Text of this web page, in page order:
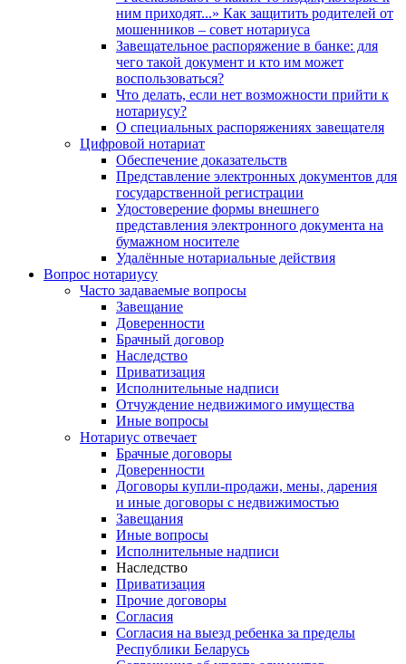
ним приходят...» Как защитить родителей от
мошенников – совет нотариуса
Завещательное распоряжение в банке: для
чего такой документ и кто им может
воспользоваться?
Что делать, если нет возможности прийти к
нотариусу?
О специальных распоряжениях завещателя
Цифровой нотариат
Обеспечение доказательств
Представление электронных документов для
государственной регистрации
Удостоверение формы внешнего
представления электронного документа на
бумажном носителе
Удалённые нотариальные действия
Вопрос нотариусу
Часто задаваемые вопросы
Завещание
Доверенности
Брачный договор
Наследство
Приватизация
Исполнительные надписи
Отчуждение недвижимого имущества
Иные вопросы
Нотариус отвечает
Брачные договоры
Доверенности
Договоры купли-продажи, мены, дарения
и иные договоры с недвижимостью
Завещания
Иные вопросы
Исполнительные надписи
Наследство
Приватизация
Прочие договоры
Согласия
Согласия на выезд ребенка за пределы
Республики Беларусь